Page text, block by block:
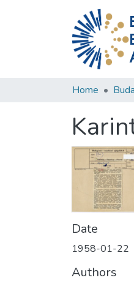
Home
Date
1958-01-22
Authors